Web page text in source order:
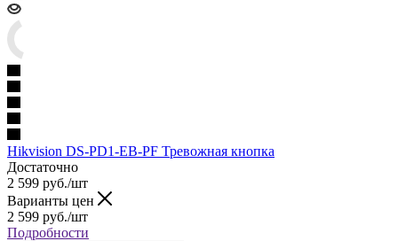
Hikvision DS-PD1-EB-PF Тревожная кнопка
Достаточно
2 599 руб./шт
Варианты цен
2 599 руб./шт
Подробности